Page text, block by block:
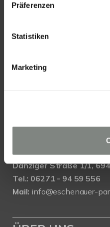
Präferenzen
Statistiken
Marketing
Tel.:06221 - 67 26 077
Immobilien Wiesbaden
Eschenauer & Partner
Immobilienmakler
Danziger Straße 1/1,
Tel.: 06271 - 94 59 556
Mail: info@eschenauer-